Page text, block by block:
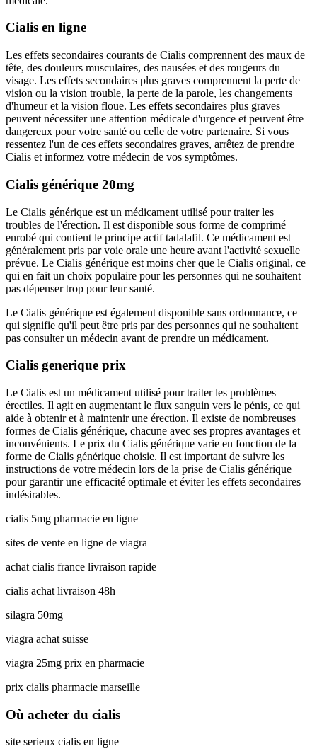
Cialis en ligne
Les effets secondaires courants de Cialis comprennent des maux de
tête, des douleurs musculaires, des nausées et des rougeurs du
visage. Les effets secondaires plus graves comprennent la perte de
vision ou la vision trouble, la perte de la parole, les changements
d'humeur et la vision floue. Les effets secondaires plus graves
peuvent nécessiter une attention médicale d'urgence et peuvent être
dangereux pour votre santé ou celle de votre partenaire. Si vous
ressentez l'un de ces effets secondaires graves, arrêtez de prendre
Cialis et informez votre médecin de vos symptômes.
Cialis générique 20mg
Le Cialis générique est un médicament utilisé pour traiter les
troubles de l'érection. Il est disponible sous forme de comprimé
enrobé qui contient le principe actif tadalafil. Ce médicament est
généralement pris par voie orale une heure avant l'activité sexuelle
prévue. Le Cialis générique est moins cher que le Cialis original, ce
qui en fait un choix populaire pour les personnes qui ne souhaitent
pas dépenser trop pour leur santé.
Le Cialis générique est également disponible sans ordonnance, ce
qui signifie qu'il peut être pris par des personnes qui ne souhaitent
pas consulter un médecin avant de prendre un médicament.
Cialis generique prix
Le Cialis est un médicament utilisé pour traiter les problèmes
érectiles. Il agit en augmentant le flux sanguin vers le pénis, ce qui
aide à obtenir et à maintenir une érection. Il existe de nombreuses
formes de Cialis générique, chacune avec ses propres avantages et
inconvénients. Le prix du Cialis générique varie en fonction de la
forme de Cialis générique choisie. Il est important de suivre les
instructions de votre médecin lors de la prise de Cialis générique
pour garantir une efficacité optimale et éviter les effets secondaires
indésirables.
cialis 5mg pharmacie en ligne
sites de vente en ligne de viagra
achat cialis france livraison rapide
cialis achat livraison 48h
silagra 50mg
viagra achat suisse
viagra 25mg prix en pharmacie
prix cialis pharmacie marseille
Où acheter du cialis
site serieux cialis en ligne